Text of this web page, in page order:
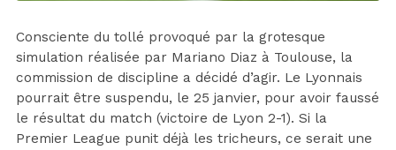
Consciente du tollé provoqué par la grotesque
simulation réalisée par Mariano Diaz à Toulouse, la
commission de discipline a décidé d’agir. Le Lyonnais
pourrait être suspendu, le 25 janvier, pour avoir faussé
le résultat du match (victoire de Lyon 2-1). Si la
Premier League punit déjà les tricheurs, ce serait une